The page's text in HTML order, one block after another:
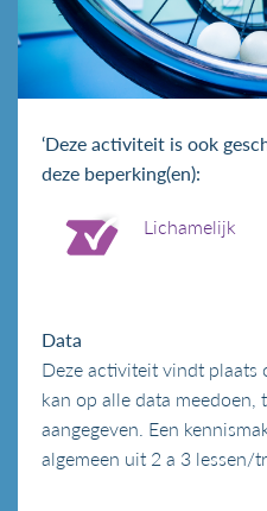
‘Deze activiteit is ook
deze beperking(en):
Lichamelijk
Data
Deze activiteit vindt plaats
kan op alle data meedoen,
aangegeven. Een
algemeen uit 2 a 3 lessen/